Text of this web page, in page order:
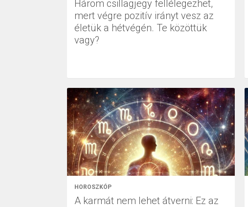
Három csillagjegy fellélegezhet,
mert végre pozitív irányt vesz az
életük a hétvégén. Te közöttük
vagy?
HOROSZKÓP
A karmát nem lehet átverni: Ez az